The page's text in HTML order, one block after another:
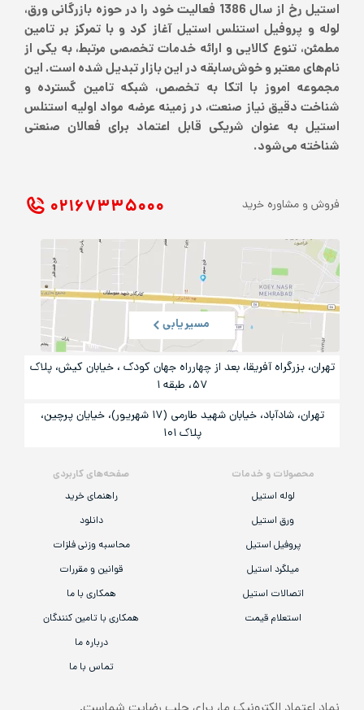
استیل رخ از سال 1386 فعالیت خود را در حوزه بازرگانی ورق،
لوله و پروفیل استنلس استیل آغاز کرد و با تمرکز بر تامین
مطمئن، تنوع کالایی و ارائه خدمات تخصصی مرتبط، به یکی از
نام‌های معتبر و خوش‌سابقه در این بازار تبدیل شده است. این
مجموعه امروز با اتکا به تخصص، شبکه تامین گسترده و
شناخت دقیق نیاز صنعت، در زمینه عرضه مواد اولیه استنلس
استیل به عنوان شریکی قابل اعتماد برای فعالان صنعتی
شناخته می‌شود.
محصولات و خدمات
لوله استیل
ورق استیل
پروفیل استیل
میلگرد استیل
اتصالات استیل
استعلام قیمت
صفحه‌های کاربردی
راهنمای خرید
دانلود
محاسبه وزنی فلزات
قوانین و مقررات
همکاری با ما
همکاری با تامین کنندگان
درباره ما
تماس با ما
فروش و مشاوره خرید ۰۲۱ ۶۷۳۳۵۰۰۰
مسیریابی
تهران، بزرگراه آفریقا، بعد از چهارراه جهان کودک ، خیابان کیش، پلاک
۵۷، طبقه ۱
تهران، شادآباد، خیابان شهید طارمی (۱۷ شهریور)، خیایان پرچین،
پلاک ۱۰۱